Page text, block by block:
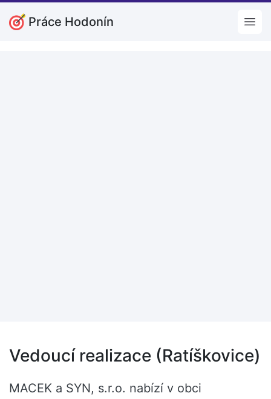
Práce Hodonín
Vedoucí realizace (Ratíškovice)
MACEK a SYN, s.r.o. nabízí v obci